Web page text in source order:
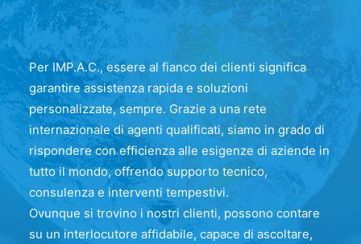
Per IMP.A.C., essere al fianco dei clienti significa
garantire assistenza rapida e soluzioni
personalizzate, sempre. Grazie a una rete
internazionale di agenti qualificati, siamo in grado di
rispondere con efficienza alle esigenze di aziende in
tutto il mondo, offrendo supporto tecnico,
consulenza e interventi tempestivi.
Ovunque si trovino i nostri clienti, possono contare
su un interlocutore affidabile, capace di ascoltare,